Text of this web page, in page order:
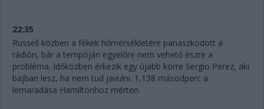
22:35
Russell közben a fékek hőmérsékletére panaszkodott a
rádión, bár a tempóján egyelőre nem vehető észre a
probléma. Időközben érkezik egy újabb körre Sergio Perez, aki
bajban lesz, ha nem tud javulni. 1,138 másodperc a
lemaradása Hamiltonhoz mérten.